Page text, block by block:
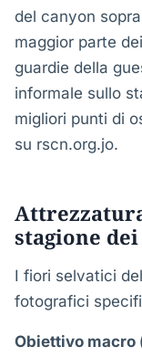
del canyon
maggior parte
guardie della
informale sullo
migliori punti di
su rscn.org.jo.
stagione
I fiori selvatici
fotografici
Obiettivo macro